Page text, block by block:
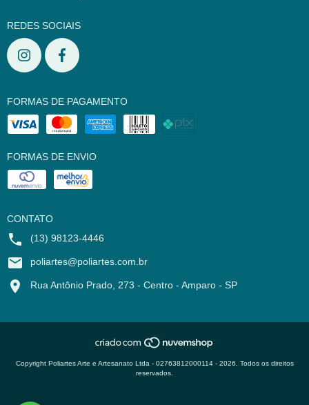
REDES SOCIAIS
FORMAS DE PAGAMENTO
FORMAS DE ENVIO
CONTATO
(13) 98123-4446
poliartes@poliartes.com.br
Rua Antônio Prado, 273 - Centro - Amparo - SP
Copyright Poliartes Arte e Artesanato Ltda - 02763812000114 - 2026. Todos os direitos
reservados.